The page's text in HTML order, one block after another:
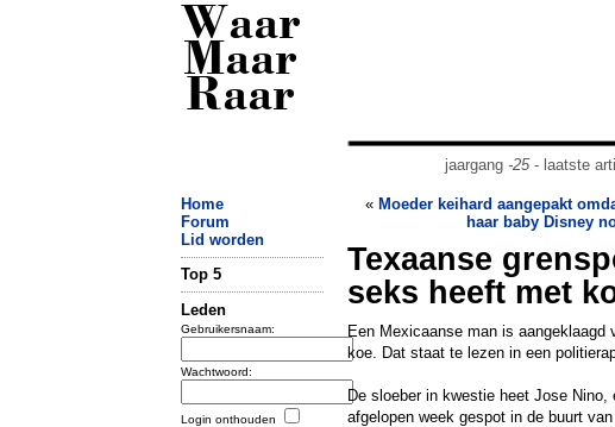
Waar
Maar
Raar
jaargang -25- laatste
Home
Forum
Lid worden
Top 5
Leden
Gebruikersnaam:
Wachtwoord:
Login onthouden
« Moeder keihard aangepakt
haar baby Disney
Texaanse
seks heeft met
Een Mexicaanse man is
koe. Dat staat te lezen in een
De sloeber in kwestie heet Jose
afgelopen week gespot in de buurt